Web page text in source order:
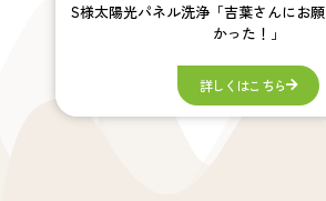
S様太陽光パネル洗浄「吉葉さんにお
かった！」
詳しくはこちら